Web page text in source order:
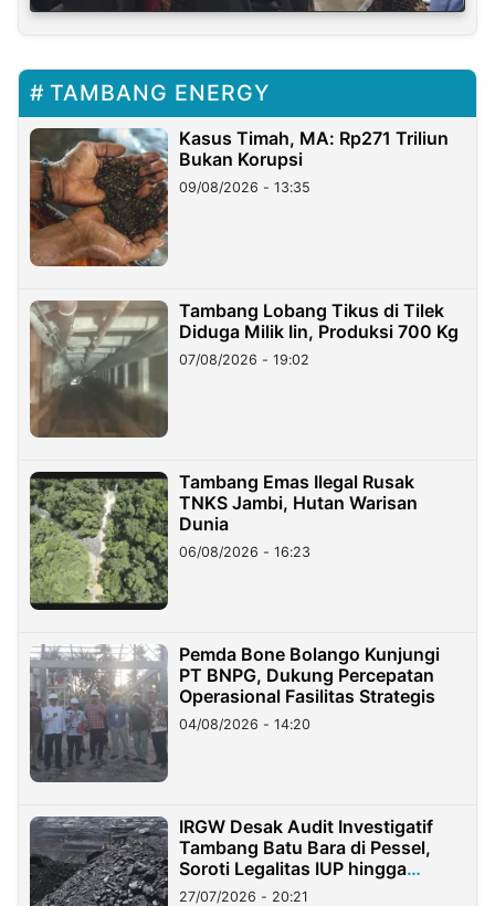
TAMBANG ENERGY
Kasus Timah, MA: Rp271 Triliun
Bukan Korupsi
09/08/2026 - 13:35
Tambang Lobang Tikus di Tilek
Diduga Milik Iin, Produksi 700 Kg
07/08/2026 - 19:02
Tambang Emas Ilegal Rusak
TNKS Jambi, Hutan Warisan
Dunia
06/08/2026 - 16:23
Pemda Bone Bolango Kunjungi
PT BNPG, Dukung Percepatan
Operasional Fasilitas Strategis
04/08/2026 - 14:20
IRGW Desak Audit Investigatif
Tambang Batu Bara di Pessel,
Soroti Legalitas IUP hingga
Stockpile
27/07/2026 - 20:21